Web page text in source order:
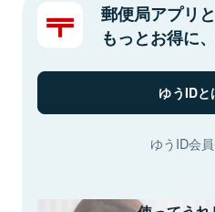
郵便局アプリ
もっとお得に
ゆうIDと
ゆうID会